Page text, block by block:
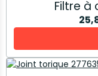
Filtre à